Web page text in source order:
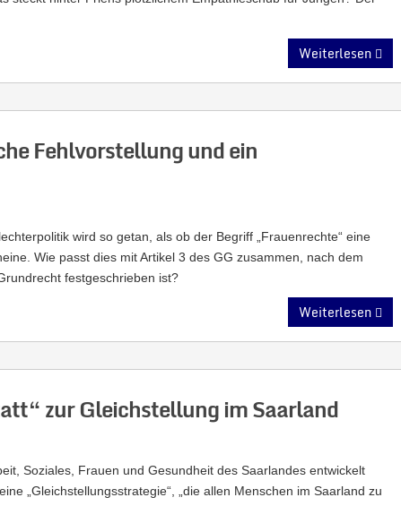
Weiterlesen
Fehlvorstellung und ein
wird so getan, als ob der Begriff „Frauenrechte“ eine
Wie passt dies mit Artikel 3 des GG zusammen, nach dem
festgeschrieben ist?
Weiterlesen
zur Gleichstellung im Saarland
Soziales, Frauen und Gesundheit des Saarlandes entwickelt
„Gleichstellungsstrategie“, „die allen Menschen im Saarland zu